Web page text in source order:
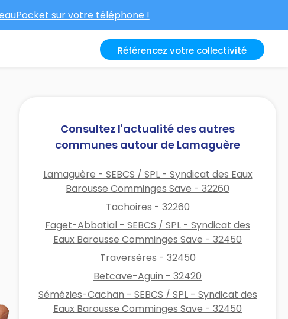
sur votre téléphone !
Référencez votre collectivité
Consultez l'actualité des autres
communes autour de Lamaguère
Lamaguère - SEBCS / SPL - Syndicat des Eaux
Barousse Comminges Save - 32260
Tachoires - 32260
Faget-Abbatial - SEBCS / SPL - Syndicat des
Eaux Barousse Comminges Save - 32450
Traversères - 32450
Betcave-Aguin - 32420
Sémézies-Cachan - SEBCS / SPL - Syndicat des
Eaux Barousse Comminges Save - 32450